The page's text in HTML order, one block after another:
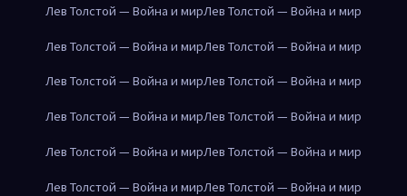
Лев Толстой — Война и мирЛев Толстой — Война и мир
Лев Толстой — Война и мирЛев Толстой — Война и мир
Лев Толстой — Война и мирЛев Толстой — Война и мир
Лев Толстой — Война и мирЛев Толстой — Война и мир
Лев Толстой — Война и мирЛев Толстой — Война и мир
Лев Толстой — Война и мирЛев Толстой — Война и мир